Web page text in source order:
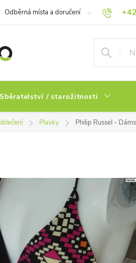
Odběrná místa a doručení Hodnocení
Sběratelství / starožitnosti
Plavky Philip Russel -